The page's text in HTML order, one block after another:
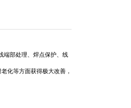
端部处理、焊点保护、线
化等方面获得极大改善，